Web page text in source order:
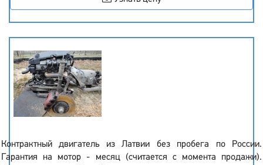
Контрактный двигатель из Латвии без пробега по России.
Гарантия на мотор - месяц (считается с момента продажи).